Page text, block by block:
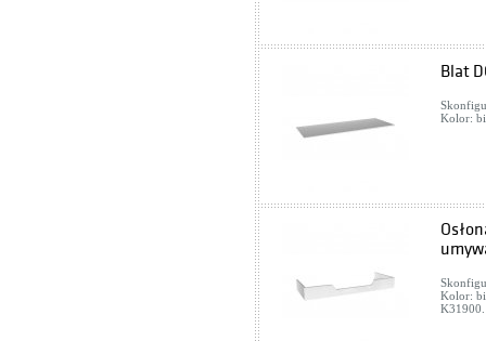
Blat
Kolor:
Kolor:
K31900.